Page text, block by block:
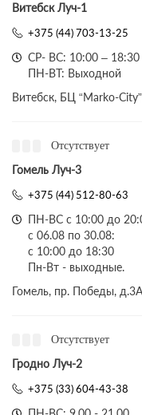
Витебск Луч-1
+375 (44) 703-13-25
СР- ВС: 10:00 – 18:30
ПН-ВТ: Выходной
Витебск, БЦ “Marko-
Отсутствует
Гомель Луч-3
+375 (44) 512-80-63
ПН-ВС с 10:00 до
с 06.08 по 30.08:
с 10:00 до 18:30
Пн-Вт - выходные.
Гомель, пр. Победы, д.3A
Отсутствует
Гродно Луч-2
+375 (33) 604-43-38